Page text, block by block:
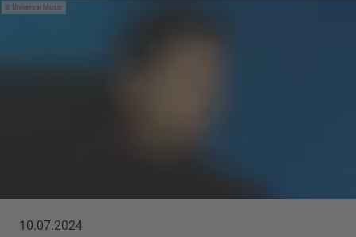
Universal Music
10.07.2024